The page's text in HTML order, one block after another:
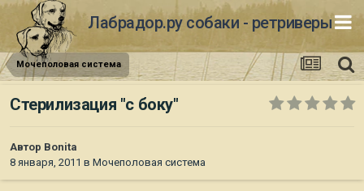
Лабрадор.ру собаки - ретриверы
Мочеполовая система
Стерилизация "с боку"
Автор Bonita
8 января, 2011 в Мочеполовая система